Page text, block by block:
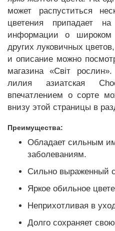
может распуститься
цветения припадает
информации о широком
других луковичных
и описание можно
магазина «Світ
лилия азиатская
впечатлением о сорте
внизу этой страницы в
Преимущества:
Обладает сильным
заболеваниям.
Сильно выраженный
Яркое обильное
Неприхотливая в
Долго сохраняет